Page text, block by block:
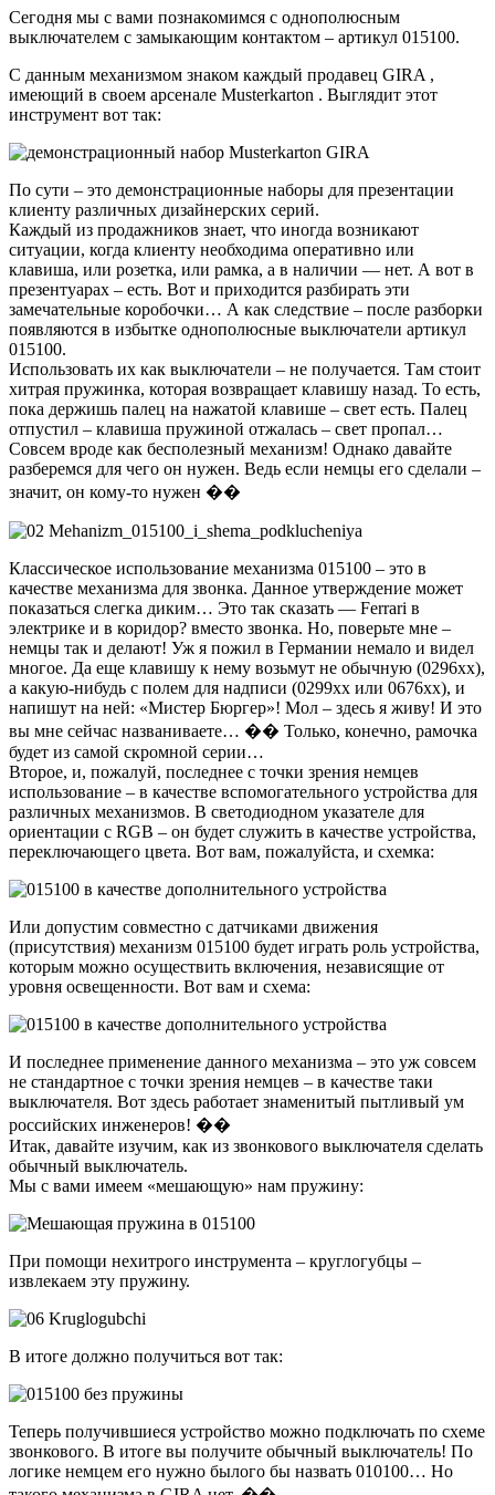
Сегодня мы с вами познакомимся с однополюсным
выключателем с замыкающим контактом – артикул 015100.
С данным механизмом знаком каждый продавец GIRA ,
имеющий в своем арсенале Musterkarton . Выглядит этот
инструмент вот так:
По сути – это демонстрационные наборы для презентации
клиенту различных дизайнерских серий.
Каждый из продажников знает, что иногда возникают
ситуации, когда клиенту необходима оперативно или
клавиша, или розетка, или рамка, а в наличии — нет. А вот в
презентуарах – есть. Вот и приходится разбирать эти
замечательные коробочки… А как следствие – после разборки
появляются в избытке однополюсные выключатели артикул
015100.
Использовать их как выключатели – не получается. Там стоит
хитрая пружинка, которая возвращает клавишу назад. То есть,
пока держишь палец на нажатой клавише – свет есть. Палец
отпустил – клавиша пружиной отжалась – свет пропал…
Совсем вроде как бесполезный механизм! Однако давайте
разберемся для чего он нужен. Ведь если немцы его сделали –
значит, он кому-то нужен ��
Классическое использование механизма 015100 – это в
качестве механизма для звонка. Данное утверждение может
показаться слегка диким… Это так сказать — Ferrari в
электрике и в коридор? вместо звонка. Но, поверьте мне –
немцы так и делают! Уж я пожил в Германии немало и видел
многое. Да еще клавишу к нему возьмут не обычную (0296хх),
а какую-нибудь с полем для надписи (0299хх или 0676хх), и
напишут на ней: «Мистер Бюргер»! Мол – здесь я живу! И это
вы мне сейчас названиваете… �� Только, конечно, рамочка
будет из самой скромной серии…
Второе, и, пожалуй, последнее с точки зрения немцев
использование – в качестве вспомогательного устройства для
различных механизмов. В светодиодном указателе для
ориентации с RGB – он будет служить в качестве устройства,
переключающего цвета. Вот вам, пожалуйста, и схемка:
Или допустим совместно с датчиками движения
(присутствия) механизм 015100 будет играть роль устройства,
которым можно осуществить включения, независящие от
уровня освещенности. Вот вам и схема:
И последнее применение данного механизма – это уж совсем
не стандартное с точки зрения немцев – в качестве таки
выключателя. Вот здесь работает знаменитый пытливый ум
российских инженеров! ��
Итак, давайте изучим, как из звонкового выключателя сделать
обычный выключатель.
Мы с вами имеем «мешающую» нам пружину:
При помощи нехитрого инструмента – круглогубцы –
извлекаем эту пружину.
В итоге должно получиться вот так:
Теперь получившиеся устройство можно подключать по схеме
звонкового. В итоге вы получите обычный выключатель! По
логике немцем его нужно былого бы назвать 010100… Но